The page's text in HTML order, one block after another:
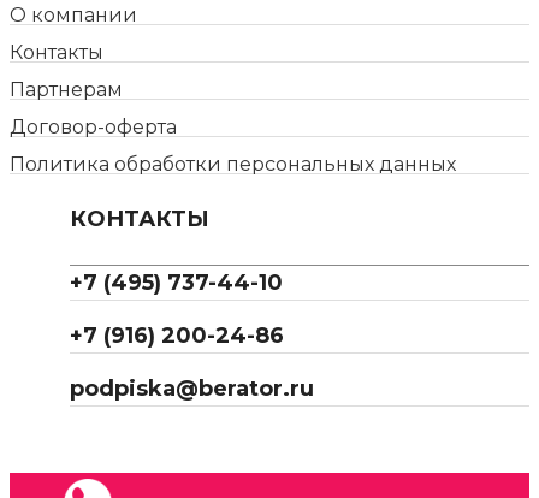
О компании
Контакты
Партнерам
Договор-оферта
Политика обработки персональных данных
КОНТАКТЫ
+7 (495) 737-44-10
+7 (916) 200-24-86
podpiska@berator.ru